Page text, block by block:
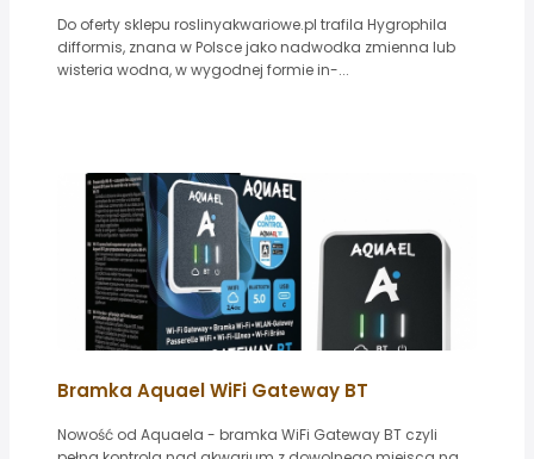
Do oferty sklepu roslinyakwariowe.pl trafila Hygrophila
difformis, znana w Polsce jako nadwodka zmienna lub
wisteria wodna, w wygodnej formie in-...
Bramka Aquael WiFi Gateway BT
Nowość od Aquaela - bramka WiFi Gateway BT czyli